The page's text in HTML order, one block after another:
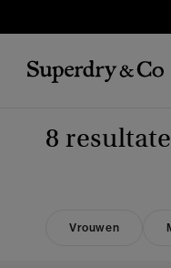
8
Vrouwen